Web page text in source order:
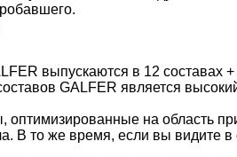
выпускаются в 12 составах
GALFER является
оптимизированные на область
В то же время, если вы видите